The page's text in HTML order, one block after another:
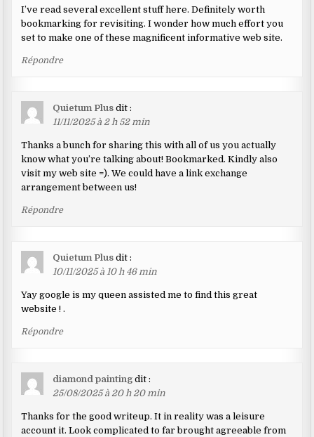
I’ve read several excellent stuff here. Definitely worth
bookmarking for revisiting. I wonder how much effort you
set to make one of these magnificent informative web site.
Répondre
Quietum Plus dit :
11/11/2025 à 2 h 52 min
Thanks a bunch for sharing this with all of us you actually
know what you’re talking about! Bookmarked. Kindly also
visit my web site =). We could have a link exchange
arrangement between us!
Répondre
Quietum Plus dit :
10/11/2025 à 10 h 46 min
Yay google is my queen assisted me to find this great
website ! .
Répondre
diamond painting dit :
25/08/2025 à 20 h 20 min
Thanks for the good writeup. It in reality was a leisure
account it. Look complicated to far brought agreeable from